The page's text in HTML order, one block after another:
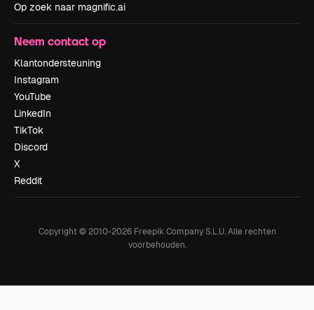
Op zoek naar magnific.ai
Neem contact op
Klantondersteuning
Instagram
YouTube
LinkedIn
TikTok
Discord
X
Reddit
Copyright © 2010-2026Freepik Company S.L.U. Alle rechten
voorbehouden.